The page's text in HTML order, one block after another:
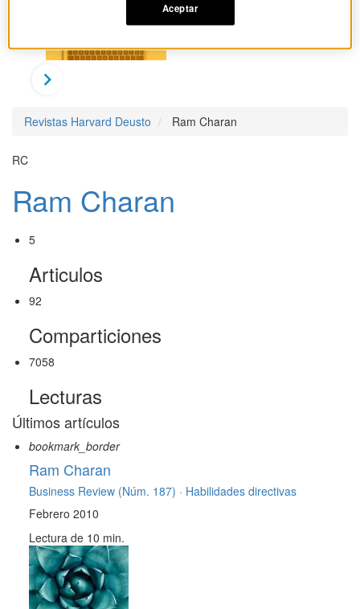
Revistas Harvard Deusto Ram Charan
RC
Ram Charan
5
Articulos
92
Comparticiones
7058
Lecturas
Últimos artículos
bookmark_border
Ram Charan
Business Review (Núm. 187) · Habilidades directivas
Febrero 2010
Lectura de 10 min.
Aceptar